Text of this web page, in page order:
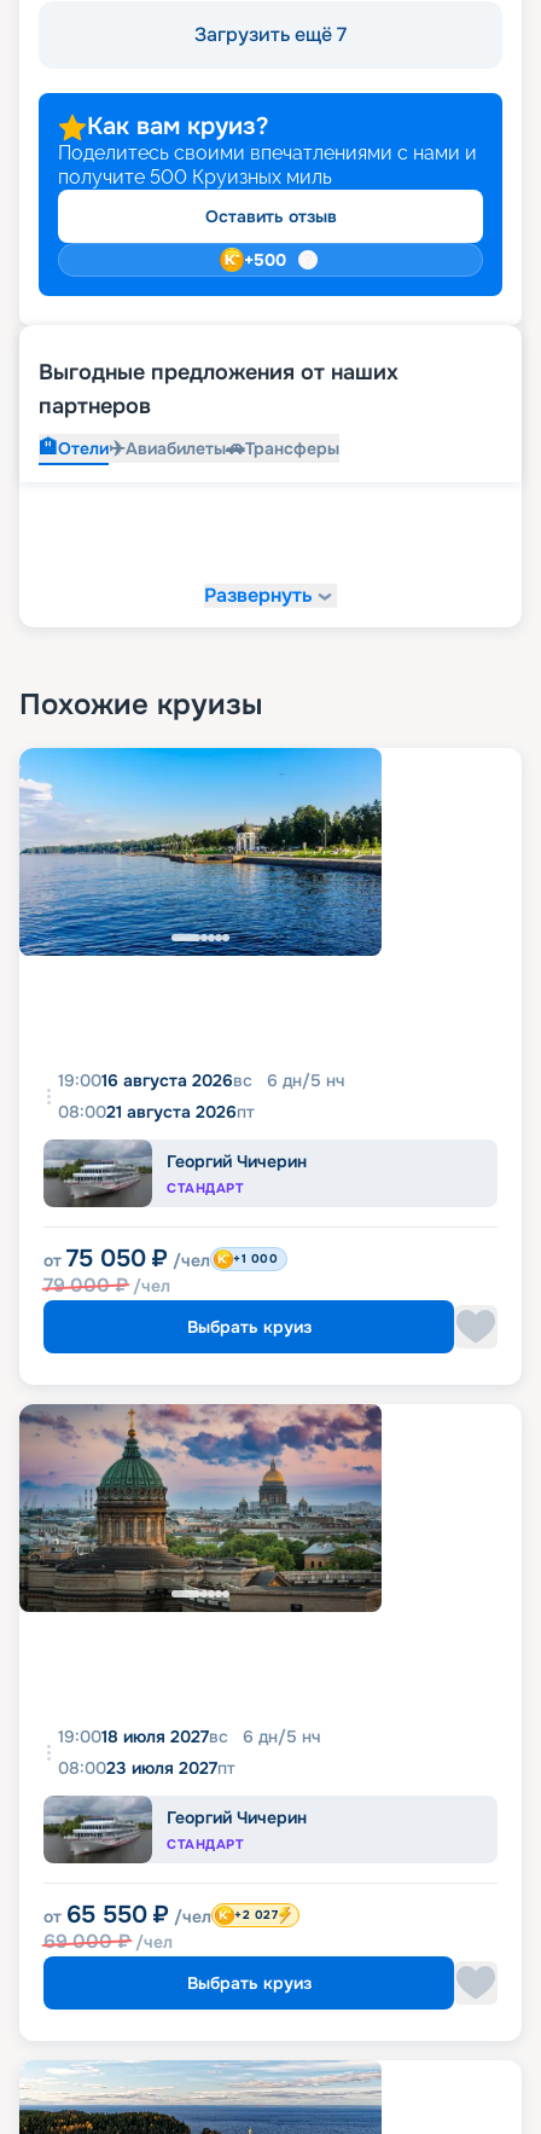
Загрузить ещё 7
Как вам круиз?
Поделитесь своими впечатлениями с нами и
получите 500 Круизных миль
Оставить отзыв
+500
Выгодные предложения от наших
партнеров
🏨Отели✈️Авиабилеты🚗Трансферы
Развернуть
Похожие круизы
19:0016 августа 2026вс 6 дн/5 нч
08:0021 августа 2026пт
Георгий Чичерин
СТАНДАРТ
от 75 050 ₽ /чел
79 000₽ /чел
+1 000
Выбрать круиз
19:0018 июля 2027вс 6 дн/5 нч
08:0023 июля 2027пт
Георгий Чичерин
СТАНДАРТ
от 65 550 ₽ /чел
69 000₽ /чел
+2 027
Выбрать круиз